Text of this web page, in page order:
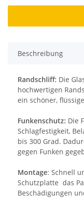
Beschreibung
Randschliff: Die
hochwertigen
ein schöner,
Funkenschutz: Die
Schlagfestigkeit,
bis 300 Grad.
gegen Funken
Montage: Schnell
Schutzplatte das
Beschädigungen